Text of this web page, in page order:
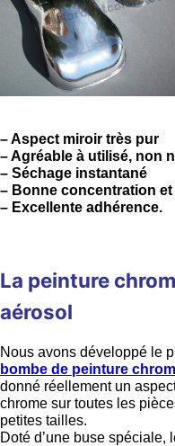
– Aspect miroir très pur
– Agréable à utilisé, non
– Séchage instantané
– Bonne concentration
– Excellente adhérence.
La peinture
aérosol
Nous avons développé le
bombe de peinture
donné réellement un
chrome sur toutes les
petites tailles.
Doté d’une buse spéciale,